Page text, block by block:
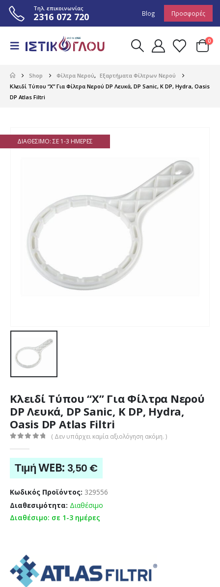
Τηλ. επικοινωνίας
2316 072 720 Blog Προσφορές
0
Shop Φίλτρα Νερού, Εξαρτήματα Φίλτρων Νερού
Κλειδί Τύπου “X” Για Φίλτρα Νερού DP Λευκά, DP Sanic, K DP, Hydra, Oasis
DP Atlas Filtri
ΔΙΑΘΈΣΙΜΟ: ΣΕ 1-3 ΗΜΈΡΕΣ
Κλειδί Τύπου “X” Για Φίλτρα Νερού
DP Λευκά, DP Sanic, K DP, Hydra,
Oasis DP Atlas Filtri
( Δεν υπάρχει καμία αξιολόγηση ακόμη. )
Τιμή WEB: 3,50 €
Κωδικός Προϊόντος: 329556
Διαθεσιμότητα: Διαθέσιμο
Διαθέσιμο: σε 1-3 ημέρες